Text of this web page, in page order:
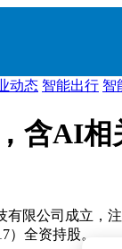
动态 智能出行 智
含AI相
限公司成立，
）全资持股。